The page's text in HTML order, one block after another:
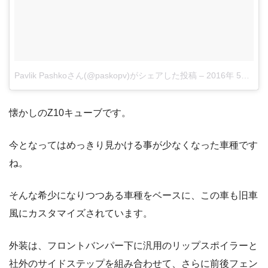
Pavlik Pashkoさん(@paskopv)がシェアした投稿 – 2016年 5月月2日午前7時21分PDT
懐かしのZ10キューブです。
今となってはめっきり見かける事が少なくなった車種です
ね。
そんな希少になりつつある車種をベースに、この車も旧車
風にカスタマイズされています。
外装は、フロントバンパー下に汎用のリップスポイラーと
社外のサイドステップを組み合わせて、さらに前後フェン